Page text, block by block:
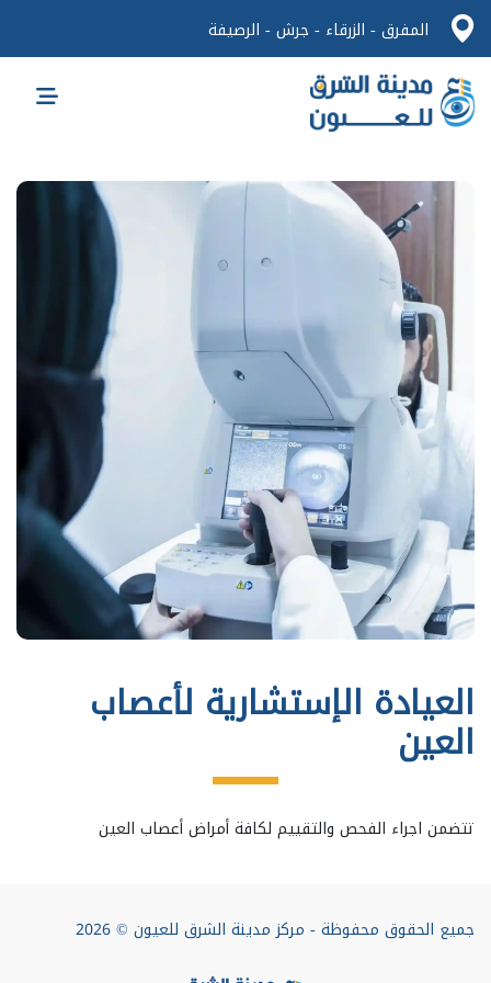
المفرق - الزرقاء - جرش - الرصيفة
العيادة الإستشارية لأعصاب
العين
تتضمن اجراء الفحص والتقييم لكافة أمراض أعصاب العين
جميع الحقوق محفوظة - مركز مدينة الشرق للعيون © 2026